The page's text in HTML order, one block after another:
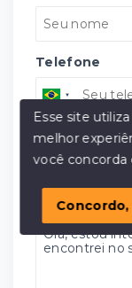
Telefone
E-mail
Mensagem
Esse site utiliza
melhor
você concorda